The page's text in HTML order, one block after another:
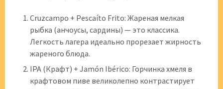
Cruzcampo + Pescaíto Frito: Жареная мелкая
рыбка (анчоусы, сардины) — это классика.
Легкость лагера идеально прорезает жирность
жареного блюда.
IPA (Крафт) + Jamón Ibérico: Горчинка хмеля в
крафтовом пиве великолепно контрастирует